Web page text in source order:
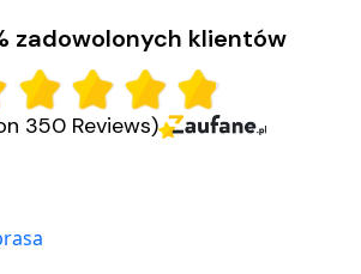
zadowolonych klientów
350 Reviews)